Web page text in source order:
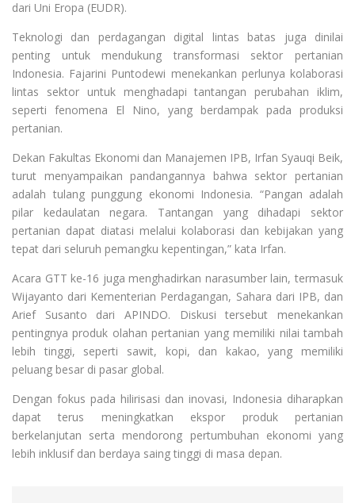
dari Uni Eropa (EUDR).
Teknologi dan perdagangan digital lintas batas juga dinilai
penting untuk mendukung transformasi sektor pertanian
Indonesia. Fajarini Puntodewi menekankan perlunya kolaborasi
lintas sektor untuk menghadapi tantangan perubahan iklim,
seperti fenomena El Nino, yang berdampak pada produksi
pertanian.
Dekan Fakultas Ekonomi dan Manajemen IPB, Irfan Syauqi Beik,
turut menyampaikan pandangannya bahwa sektor pertanian
adalah tulang punggung ekonomi Indonesia. “Pangan adalah
pilar kedaulatan negara. Tantangan yang dihadapi sektor
pertanian dapat diatasi melalui kolaborasi dan kebijakan yang
tepat dari seluruh pemangku kepentingan,” kata Irfan.
Acara GTT ke-16 juga menghadirkan narasumber lain, termasuk
Wijayanto dari Kementerian Perdagangan, Sahara dari IPB, dan
Arief Susanto dari APINDO. Diskusi tersebut menekankan
pentingnya produk olahan pertanian yang memiliki nilai tambah
lebih tinggi, seperti sawit, kopi, dan kakao, yang memiliki
peluang besar di pasar global.
Dengan fokus pada hilirisasi dan inovasi, Indonesia diharapkan
dapat terus meningkatkan ekspor produk pertanian
berkelanjutan serta mendorong pertumbuhan ekonomi yang
lebih inklusif dan berdaya saing tinggi di masa depan.